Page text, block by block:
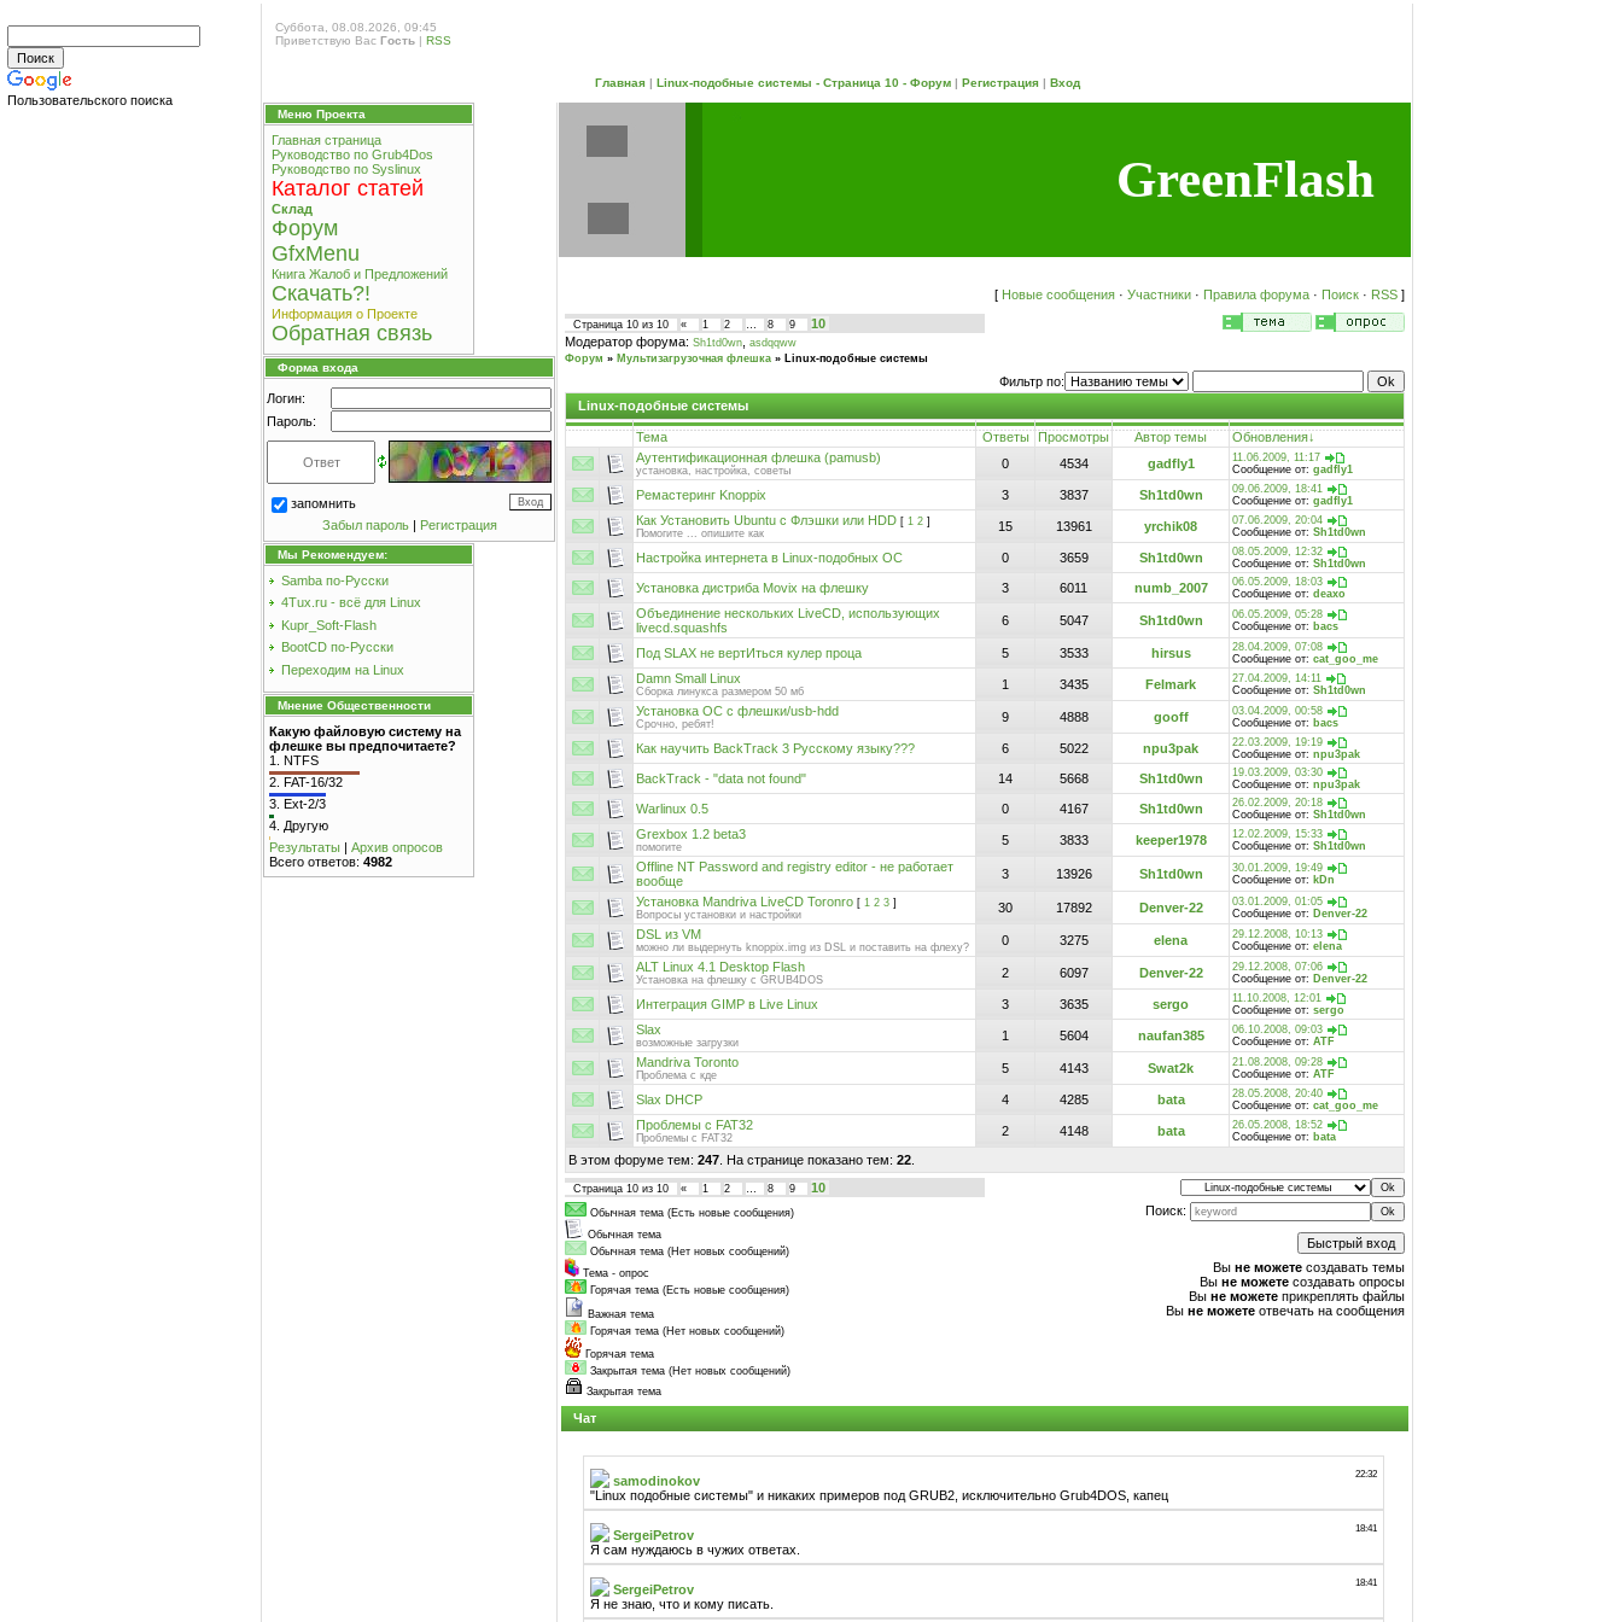
Пользовательского поиска
Суббота, 08.08.2026, 09:45
Приветствую Вас Гость | RSS
Главная| Linux-подобные системы - Страница 10 - Форум| Регистрация| Вход
Меню Проекта
Главная страница
Руководство по Grub4Dos
Руководство по Syslinux
Каталог статей
Склад
Форум
GfxMenu
Книга Жалоб и Предложений
Cкачать?!
Информация о Проекте
Обратная связь
Форма входа
Логин:
Пароль:
запомнить
Забыл пароль| Регистрация
Мы Рекомендуем:
Samba по-Русски
4Tux.ru - всё для Linux
Kupr_Soft-Flash
BootCD по-Русски
Переходим на Linux
Мнение Общественности
Какую файловую систему на
флешке вы предпочитаете?
1. NTFS
2. FAT-16/32
3. Ext-2/3
4. Другую
Результаты | Архив опросов
Всего ответов: 4982
GreenFlash
[ Новые сообщения · Участники · Правила форума · Поиск · RSS ]
Страница 10 из 10 « 1 2 … 8 9
10
Модератор форума: Sh1td0wn asdqqww
Форум » Мультизагрузочная флешка » Linux-подобные системы
Фильтр по:
Linux-подобные системы
Тема Ответы Просмотры Автор темы Обновления↓
Аутентификационная флешка (pamusb)
установка, настройка, советы 0 4534 gadfly1
11.06.2009, 11:17
Сообщение от: gadfly1
Ремастеринг Knoppix 3 3837 Sh1td0wn
09.06.2009, 18:41
Сообщение от: gadfly1
Как Установить Ubuntu c Флэшки или HDD [ 1 2 ]
Помогите ... опишите как
15 13961 yrchik08
07.06.2009, 20:04
Сообщение от: Sh1td0wn
Настройка интернета в Linux-подобных ОС 0 3659 Sh1td0wn
08.05.2009, 12:32
Сообщение от: Sh1td0wn
Установка дистриба Movix на флешку 3 6011 numb_2007
06.05.2009, 18:03
Сообщение от: deaxo
Объединение нескольких LiveCD, использующих
livecd.squashfs
6 5047 Sh1td0wn
06.05.2009, 05:28
Сообщение от: bacs
Под SLAX не вертИться кулер проца 5 3533 hirsus
28.04.2009, 07:08
Сообщение от: cat_goo_me
Damn Small Linux
Сборка линукса размером 50 мб 1 3435 Felmark
27.04.2009, 14:11
Сообщение от: Sh1td0wn
Установка ОС с флешки/usb-hdd
Срочно, ребят! 9 4888 gooff
03.04.2009, 00:58
Сообщение от: bacs
Как научить BackTrack 3 Русскому языку??? 6 5022 npu3pak
22.03.2009, 19:19
Сообщение от: npu3pak
BackTrack - "data not found" 14 5668 Sh1td0wn
19.03.2009, 03:30
Сообщение от: npu3pak
Warlinux 0.5 0 4167 Sh1td0wn
26.02.2009, 20:18
Сообщение от: Sh1td0wn
Grexbox 1.2 beta3
помогите 5 3833 keeper1978
12.02.2009, 15:33
Сообщение от: Sh1td0wn
Offline NT Password and registry editor - не работает
вообще
3 13926 Sh1td0wn
30.01.2009, 19:49
Сообщение от: kDn
Установка Mandriva LiveCD Toronro [ 1 2 3 ]
Вопросы установки и настройки
30 17892 Denver-22
03.01.2009, 01:05
Сообщение от: Denver-22
DSL из VM
можно ли выдернуть knoppix.img из DSL и поставить на флеху? 0 3275 elena
29.12.2008, 10:13
Сообщение от: elena
ALT Linux 4.1 Desktop Flash
Установка на флешку с GRUB4DOS 2 6097 Denver-22
29.12.2008, 07:06
Сообщение от: Denver-22
Интеграция GIMP в Live Linux 3 3635 sergo
11.10.2008, 12:01
Сообщение от: sergo
Slax
возможные загрузки 1 5604 naufan385
06.10.2008, 09:03
Сообщение от: ATF
Mandriva Toronto
Проблема с кде 5 4143 Swat2k
21.08.2008, 09:28
Сообщение от: ATF
Slax DHCP 4 4285 bata
28.05.2008, 20:40
Сообщение от: cat_goo_me
Проблемы с FAT32
Проблемы с FAT32 2 4148 bata
26.05.2008, 18:52
Сообщение от: bata
В этом форуме тем: 247 . На странице показано тем: 22
Страница 10 из 10 « 1 2 … 8 9 10
Обычная тема (Есть новые сообщения)
Обычная тема
Обычная тема (Нет новых сообщений)
Тема - опрос
Горячая тема (Есть новые сообщения)
Важная тема
Горячая тема (Нет новых сообщений)
Горячая тема
Закрытая тема (Нет новых сообщений)
Закрытая тема
Поиск:
Вы не можете создавать темы
Вы не можете создавать опросы
Вы не можете прикреплять файлы
Вы не можете отвечать на сообщения
Чат